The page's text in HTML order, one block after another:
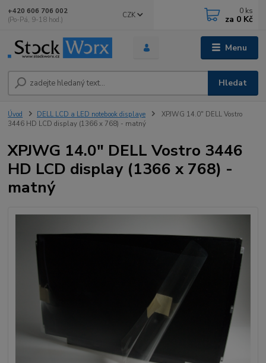
Menu
CZK
Hledat
+420 606 706 002
(Po-Pá, 9-18 hod.)
0 ks
za 0 Kč
Úvod DELL LCD a LED notebook displaye
XPJWG 14.0" DELL Vostro
3446 HD LCD display (1366 x 768) - matný
XPJWG 14.0" DELL Vostro 3446
HD LCD display (1366 x 768) -
matný